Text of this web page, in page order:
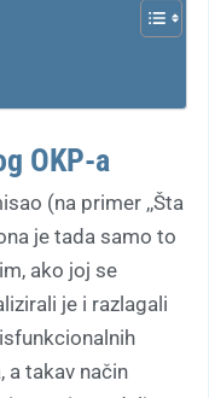
OKP-a
(na primer ,,Šta
je tada samo to
ako joj se
je i razlagali
a takav način